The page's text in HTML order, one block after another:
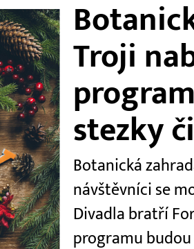
Troji
stezky
Botanická
návštěvníci se
Divadla bratří
programu